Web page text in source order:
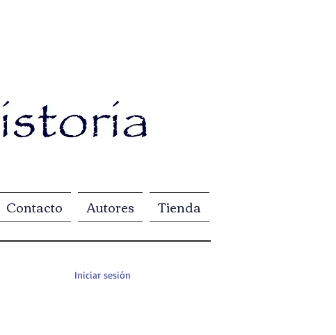
Contacto Autores Tienda
Iniciar sesión